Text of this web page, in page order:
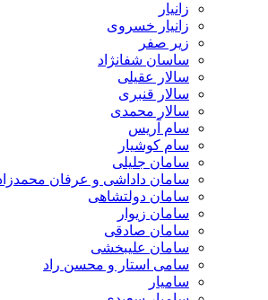
زانیار خسروی
زیر صفر
ساسان شفانژاد
سالار عقیلی
سالار قنبری
سالار محمدی
سام آریس
سام کوشیار
سامان جلیلی
سامان داداشی و عرفان محمدزاده
سامان دولتشاهی
سامان زیوار
سامان صادقی
سامان علیبخشی
سامی استار و محسن راد
سامیار